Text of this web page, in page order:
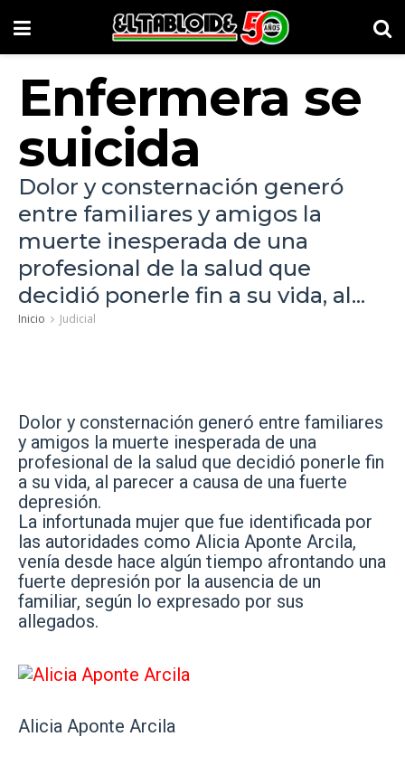
Enfermera se
suicida
Dolor y consternación generó
entre familiares y amigos la
muerte inesperada de una
profesional de la salud que
decidió ponerle fin a su vida, al...
Inicio Judicial
Dolor y consternación generó entre familiares
y amigos la muerte inesperada de una
profesional de la salud que decidió ponerle fin
a su vida, al parecer a causa de una fuerte
depresión.
La infortunada mujer que fue identificada por
las autoridades como Alicia Aponte Arcila,
venía desde hace algún tiempo afrontando una
fuerte depresión por la ausencia de un
familiar, según lo expresado por sus
allegados.
Alicia Aponte Arcila